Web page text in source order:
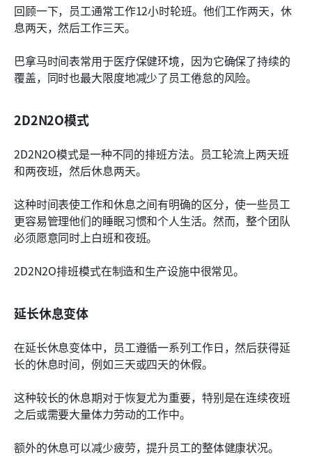
回顾一下，员工通常工作12小时轮班。他们工作两天，休
息两天，然后工作三天。
巴拿马时间表常用于医疗保健环境，因为它确保了持续的
覆盖，同时也最大限度地减少了员工倦怠的风险。
2D2N2O模式
2D2N2O模式是一种不同的排班方法。员工轮流上两天班
和两夜班，然后休息两天。
这种时间表使工作和休息之间有明确的区分，使一些员工
更容易管理他们的睡眠习惯和个人生活。然而，整个团队
必须愿意同时上白班和夜班。
2D2N2O排班模式在制造和生产设施中很常见。
延长休息变体
在延长休息变体中，员工遵循一系列工作日，然后获得延
长的休息时间，例如三天或四天的休假。
这种较长的休息期对于恢复尤为重要，特别是在连续夜班
之后或需要大量体力劳动的工作中。
额外的休息可以减少疲劳，提升员工的整体健康状况。